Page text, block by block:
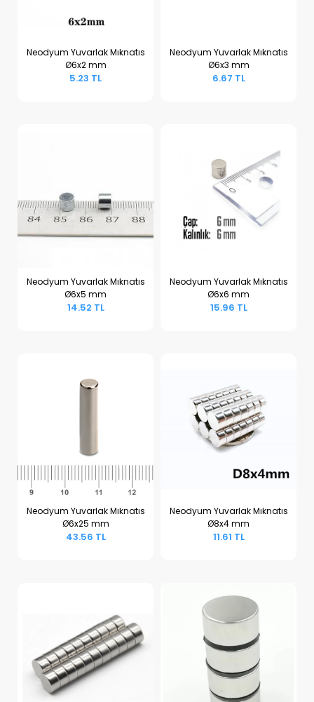
Sepete Ekle
Neodyum Yuvarlak Mıknatıs
Ø6x2 mm
5.23 TL
Sepete Ekle
Neodyum Yuvarlak Mıknatıs
Ø6x3 mm
6.67 TL
Sepete Ekle
Neodyum Yuvarlak Mıknatıs
Ø6x5 mm
14.52 TL
Sepete Ekle
Neodyum Yuvarlak Mıknatıs
Ø6x6 mm
15.96 TL
Sepete Ekle
Neodyum Yuvarlak Mıknatıs
Ø6x25 mm
43.56 TL
Sepete Ekle
Neodyum Yuvarlak Mıknatıs
Ø8x4 mm
11.61 TL